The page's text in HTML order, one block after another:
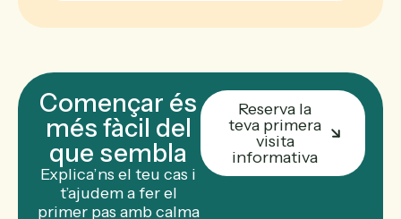
Començar és
més fàcil del
que sembla
Explica’ns el teu cas i
t’ajudem a fer el
primer pas amb calma
Reserva la
teva primera
visita
informativa